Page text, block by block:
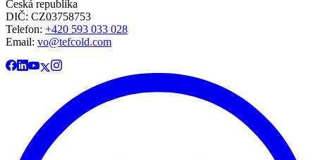
Česká republika
DIČ: CZ03758753​​​​​​
Telefon: +420 593 033 028
Email: vo@tefcold.com